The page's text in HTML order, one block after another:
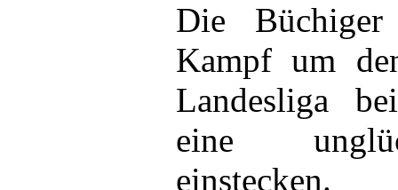
Die
Kampf um
Landesliga
eine